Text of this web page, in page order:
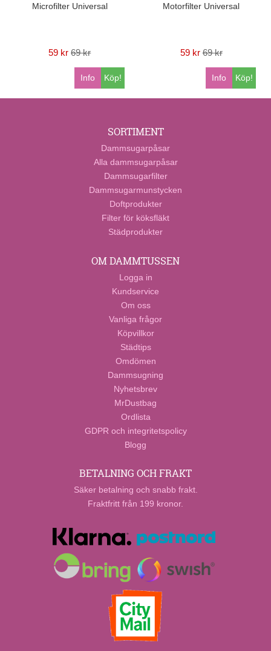
Microfilter Universal
59 kr 69 kr
Köp!
Info
Motorfilter Universal
59 kr 69 kr
Köp!
Info
SORTIMENT
Dammsugarpåsar
Alla dammsugarpåsar
Dammsugarfilter
Dammsugarmunstycken
Doftprodukter
Filter för köksfläkt
Städprodukter
OM DAMMTUSSEN
Logga in
Kundservice
Om oss
Vanliga frågor
Köpvillkor
Städtips
Omdömen
Dammsugning
Nyhetsbrev
MrDustbag
Ordlista
GDPR och integritetspolicy
Blogg
BETALNING OCH FRAKT
Säker betalning och snabb frakt.
Fraktfritt från 199 kronor.